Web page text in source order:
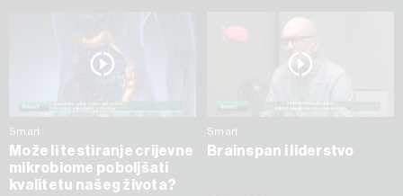
Smart
Može li testiranje crijevne
mikrobiome poboljšati
kvalitetu našeg života?
Smart
Brainspan i liderstvo